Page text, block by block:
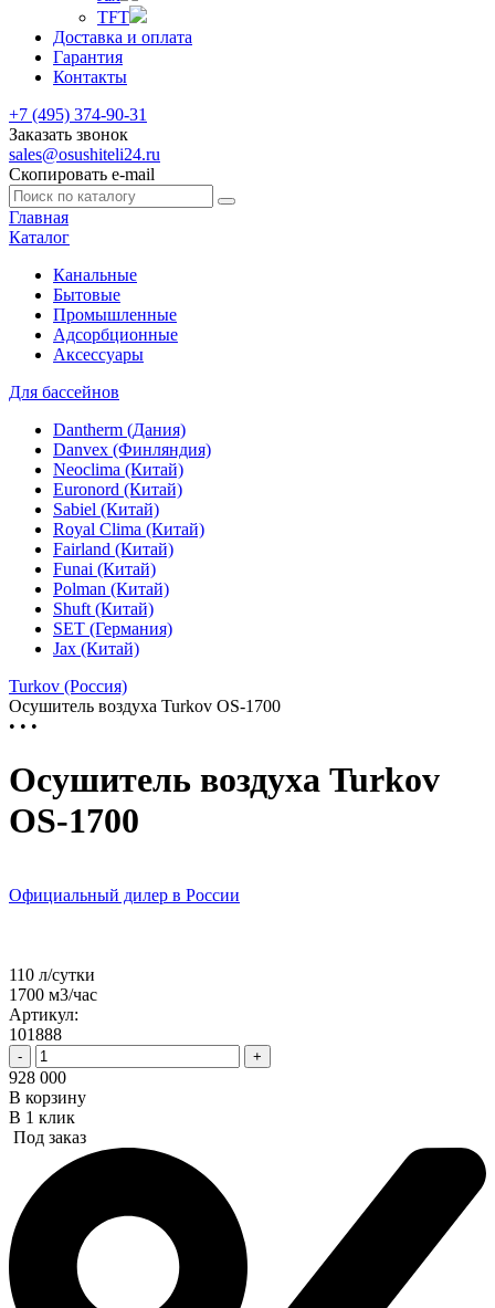
TFT
Доставка и оплата
Гарантия
Контакты
+7 (495) 374-90-31
Заказать звонок
sales@osushiteli24.ru
Скопировать e-mail
Главная
Каталог
Канальные
Бытовые
Промышленные
Адсорбционные
Аксессуары
Для бассейнов
Dantherm (Дания)
Danvex (Финляндия)
Neoclima (Китай)
Euronord (Китай)
Sabiel (Китай)
Royal Clima (Китай)
Fairland (Китай)
Funai (Китай)
Polman (Китай)
Shuft (Китай)
SET (Германия)
Jax (Китай)
Turkov (Россия)
Осушитель воздуха Turkov OS-1700
• • •
Осушитель воздуха Turkov
OS-1700
Официальный дилер в России
110 л/сутки
1700 м3/час
Артикул:
101888
- +
928 000
В корзину
В 1 клик
Под заказ